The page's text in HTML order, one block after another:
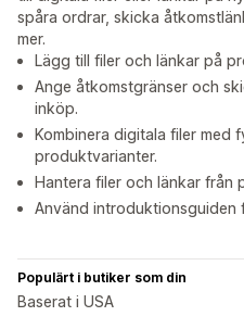
spåra ordrar, skicka
mer.
Lägg till filer och länkar på
Ange åtkomstgränser och
inköp.
Kombinera digitala filer med
produktvarianter.
Hantera filer och länkar från
Använd introduktionsguiden
Populärt i butiker som din
Baserat i USA